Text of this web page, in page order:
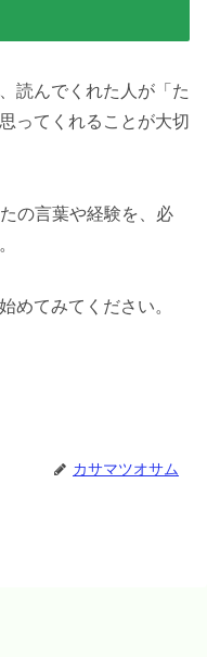
読んでくれた人が「た
ってくれることが大切
の言葉や経験を、必
めてみてください。
カサマツオサム